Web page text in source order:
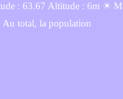
: 63.67 Altitude : 6m ☀
Au total, la population